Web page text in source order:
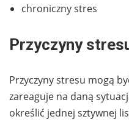
chroniczny stres
Przyczyny
Przyczyny stresu mogą
zareaguje na daną
określić jednej sztywnej